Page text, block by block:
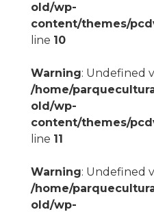
old/wp-
content/themes/
line 10
Warning: Undefined
/home/
old/wp-
content/themes/
line 11
Warning: Undefined
/home/
old/wp-